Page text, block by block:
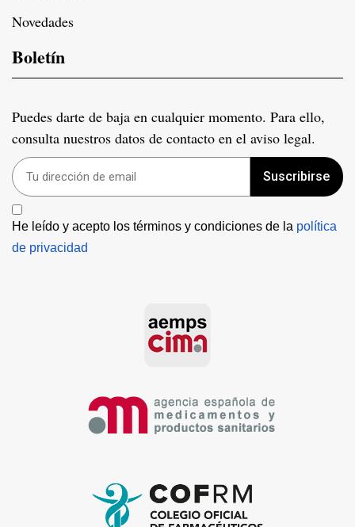
Novedades
Boletín
Puedes darte de baja en cualquier momento. Para ello,
consulta nuestros datos de contacto en el aviso legal.
Suscribirse
He leído y acepto los términos y condiciones de la política
de privacidad